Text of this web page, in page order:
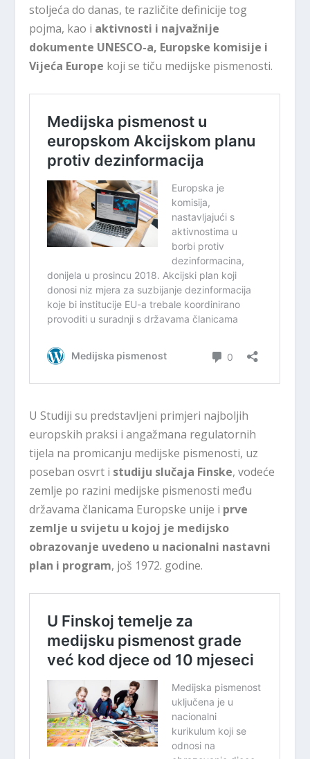
stoljeća do danas, te različite definicije tog
pojma, kao i aktivnosti i najvažnije
dokumente UNESCO-a, Europske komisije i
Vijeća Europe koji se tiču medijske pismenosti.
U Studiji su predstavljeni primjeri najboljih
europskih praksi i angažmana regulatornih
tijela na promicanju medijske pismenosti, uz
poseban osvrt i studiju slučaja Finske, vodeće
zemlje po razini medijske pismenosti među
državama članicama Europske unije i prve
zemlje u svijetu u kojoj je medijsko
obrazovanje uvedeno u nacionalni nastavni
plan i program, još 1972. godine.